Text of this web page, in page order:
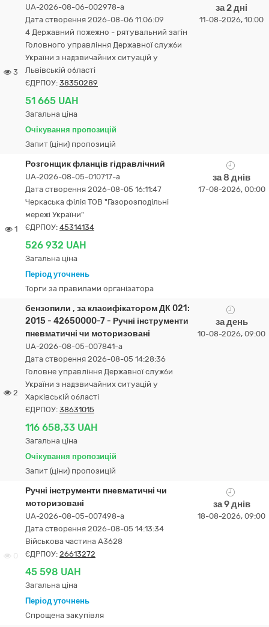
3
UA-2026-08-06-002978-a
Дата створення 2026-08-06 11:06:09
4 Державний пожежно - рятувальний загін
Головного управління Державної служби
України з надзвичайних ситуацій у
Львівській області
ЄДРПОУ: 38350289
51 665 UAH
Загальна ціна
Очікування пропозицій
Запит (ціни) пропозицій
за 2 дні
11-08-2026, 10:00
1
Розгонщик фланців гідравлічний
UA-2026-08-05-010717-a
Дата створення 2026-08-05 16:11:47
Черкаська філія ТОВ "Газорозподільні
мережі України"
ЄДРПОУ: 45314134
526 932 UAH
Загальна ціна
Період уточнень
Торги за правилами організатора
за 8 днів
17-08-2026, 00:00
2
бензопили , за класифікатором ДК 021:
2015 - 42650000-7 - Ручні інструменти
пневматичні чи моторизовані
UA-2026-08-05-007841-a
Дата створення 2026-08-05 14:28:36
Головне управління Державної служби
України з надзвичайних ситуацій у
Харківській області
ЄДРПОУ: 38631015
116 658,33 UAH
Загальна ціна
Очікування пропозицій
Запит (ціни) пропозицій
за день
10-08-2026, 09:00
0
Ручні інструменти пневматичні чи
моторизовані
UA-2026-08-05-007498-a
Дата створення 2026-08-05 14:13:34
Військова частина А3628
ЄДРПОУ: 26613272
45 598 UAH
Загальна ціна
Період уточнень
Спрощена закупівля
за 9 днів
18-08-2026, 09:00